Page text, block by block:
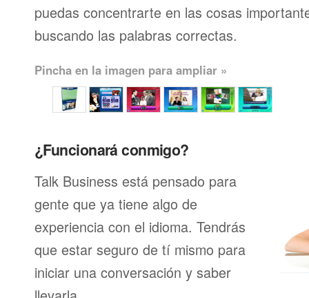
puedas concentrarte en las cosas
buscando las palabras correctas.
Pincha en la imagen para ampliar »
¿Funcionará conmigo?
Talk Business está pensado para
gente que ya tiene algo de
experiencia con el idioma. Tendrás
que estar seguro de tí mismo para
iniciar una conversación y saber